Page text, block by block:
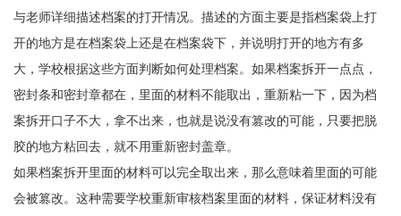
与老师详细描述档案的打开情况。描述的方面主要是指档案袋上打
开的地方是在档案袋上还是在档案袋下，并说明打开的地方有多
大，学校根据这些方面判断如何处理档案。如果档案拆开一点点，
密封条和密封章都在，里面的材料不能取出，重新粘一下，因为档
案拆开口子不大，拿不出来，也就是说没有篡改的可能，只要把脱
胶的地方粘回去，就不用重新密封盖章。
如果档案拆开里面的材料可以完全取出来，那么意味着里面的可能
会被篡改。这种需要学校重新审核档案里面的材料，保证材料没有